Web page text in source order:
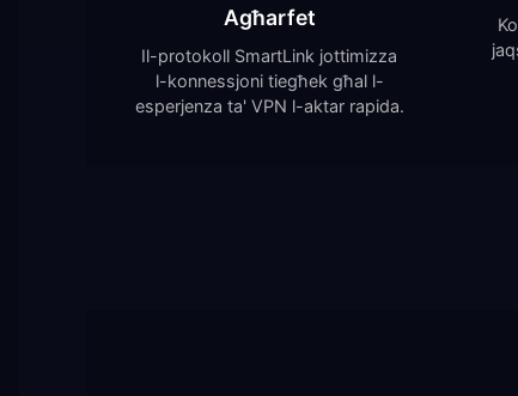
Agħarfet
Il-protokoll SmartLink jottimizza
l-konnessjoni tiegħek għal l-
esperjenza ta' VPN l-aktar rapida.